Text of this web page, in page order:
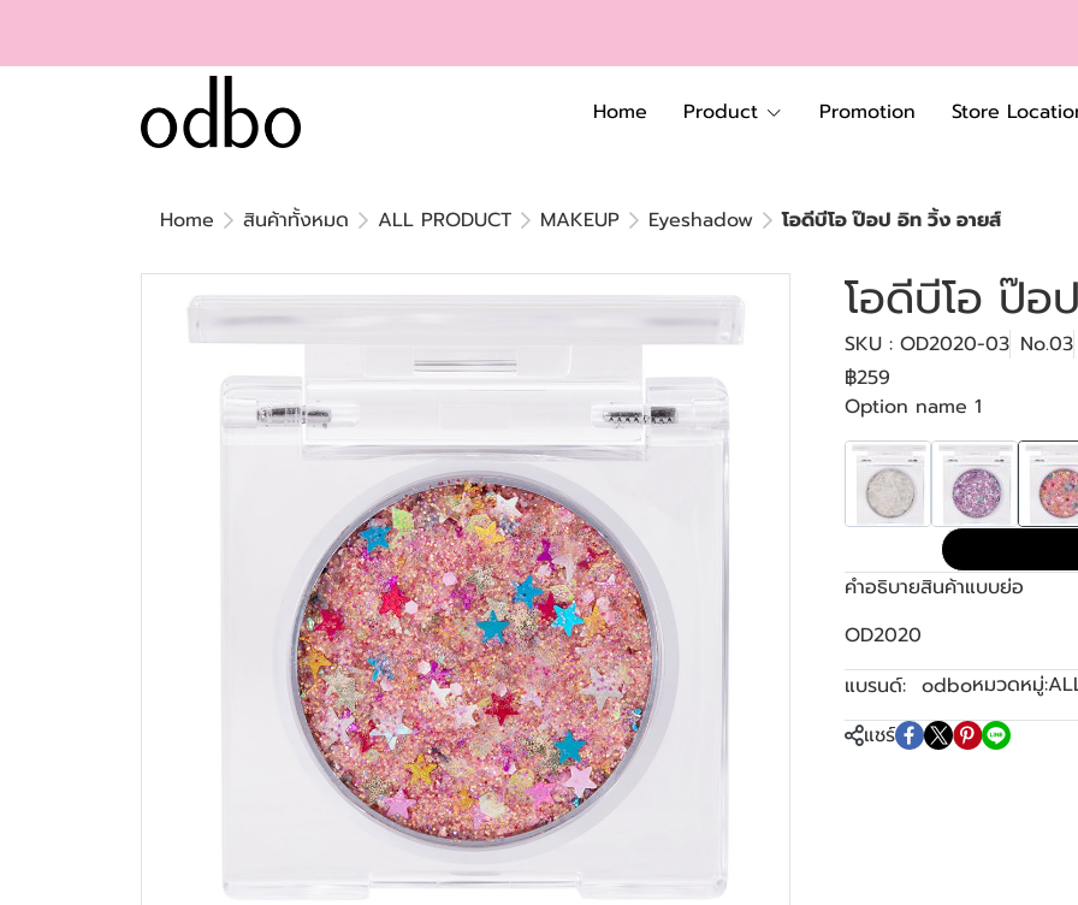
Home Product Promotion Store
Home สินค้าทั้งหมด ALL PRODUCT MAKEUP Eyeshadow โอดีบีโอ ป๊อป อิท วิ้ง อายส์
โอดีบีโอ ป๊
SKU : OD2020-03 No.03
฿259
Option name 1
คำอธิบายสินค้าแบบย่อ
OD2020
แบรนด์: odboหมวดหมู่:
แชร์